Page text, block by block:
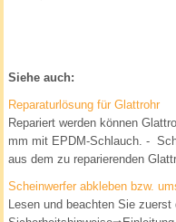
Siehe auch:
Reparaturlösung für Glattrohr
Repariert werden können
mm mit EPDM-Schlauch. -
aus dem zu reparierenden
Scheinwerfer abkleben bzw.
Lesen und beachten Sie